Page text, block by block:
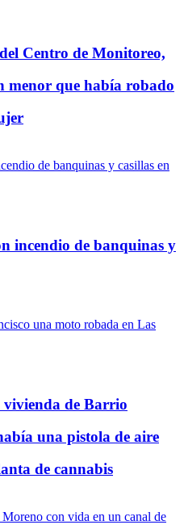
Centro de Monitoreo,
menor que había robado
incendio de banquinas y
de Barrio
una pistola de aire
de cannabis